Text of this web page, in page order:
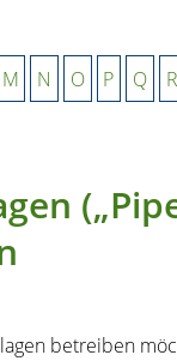
M N O P Q R
betreiben